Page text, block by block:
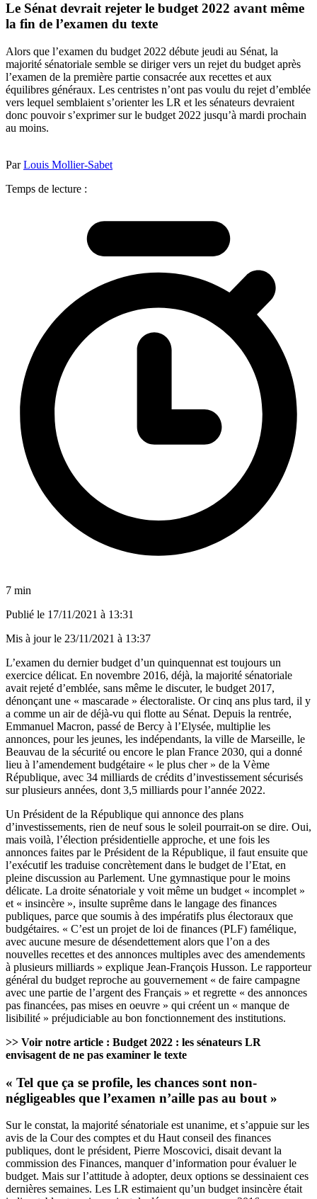
Le Sénat devrait rejeter le budget 2022 avant même
la fin de l’examen du texte
Alors que l’examen du budget 2022 débute jeudi au Sénat, la
majorité sénatoriale semble se diriger vers un rejet du budget après
l’examen de la première partie consacrée aux recettes et aux
équilibres généraux. Les centristes n’ont pas voulu du rejet d’emblée
vers lequel semblaient s’orienter les LR et les sénateurs devraient
donc pouvoir s’exprimer sur le budget 2022 jusqu’à mardi prochain
au moins.
ParLouis Mollier-Sabet
Temps de lecture :
7 min
Publié le 17/11/2021 à 13:31
Mis à jour le 23/11/2021 à 13:37
L’examen du dernier budget d’un quinquennat est toujours un
exercice délicat. En novembre 2016, déjà, la majorité sénatoriale
avait rejeté d’emblée, sans même le discuter, le budget 2017,
dénonçant une « mascarade » électoraliste. Or cinq ans plus tard, il y
a comme un air de déjà-vu qui flotte au Sénat. Depuis la rentrée,
Emmanuel Macron, passé de Bercy à l’Elysée, multiplie les
annonces, pour les jeunes, les indépendants, la ville de Marseille, le
Beauvau de la sécurité ou encore le plan France 2030, qui a donné
lieu à l’amendement budgétaire « le plus cher » de la Vème
République, avec 34 milliards de crédits d’investissement sécurisés
sur plusieurs années, dont 3,5 milliards pour l’année 2022.
Un Président de la République qui annonce des plans
d’investissements, rien de neuf sous le soleil pourrait-on se dire. Oui,
mais voilà, l’élection présidentielle approche, et une fois les
annonces faites par le Président de la République, il faut ensuite que
l’exécutif les traduise concrètement dans le budget de l’Etat, en
pleine discussion au Parlement. Une gymnastique pour le moins
délicate. La droite sénatoriale y voit même un budget « incomplet »
et « insincère », insulte suprême dans le langage des finances
publiques, parce que soumis à des impératifs plus électoraux que
budgétaires. « C’est un projet de loi de finances (PLF) famélique,
avec aucune mesure de désendettement alors que l’on a des
nouvelles recettes et des annonces multiples avec des amendements
à plusieurs milliards » explique Jean-François Husson. Le rapporteur
général du budget reproche au gouvernement « de faire campagne
avec une partie de l’argent des Français » et regrette « des annonces
pas financées, pas mises en oeuvre » qui créent un « manque de
lisibilité » préjudiciable au bon fonctionnement des institutions.
>> Voir notre article : Budget 2022 : les sénateurs LR
envisagent de ne pas examiner le texte
« Tel que ça se profile, les chances sont non-
négligeables que l’examen n’aille pas au bout »
Sur le constat, la majorité sénatoriale est unanime, et s’appuie sur les
avis de la Cour des comptes et du Haut conseil des finances
publiques, dont le président, Pierre Moscovici, disait devant la
commission des Finances, manquer d’information pour évaluer le
budget. Mais sur l’attitude à adopter, deux options se dessinaient ces
dernières semaines. Les LR estimaient qu’un budget insincère était